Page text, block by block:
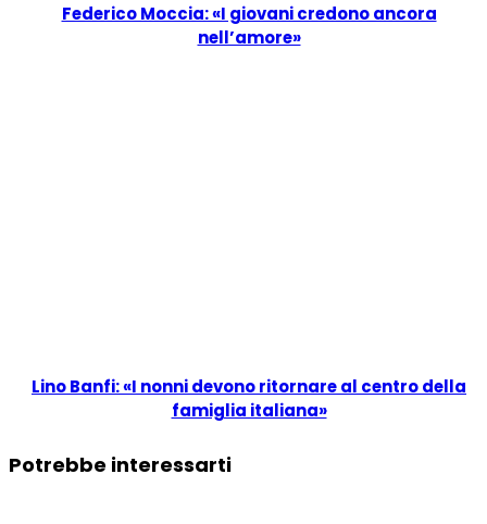
Federico Moccia: «I giovani credono ancora
nell’amore»
Lino Banfi: «I nonni devono ritornare al centro della
famiglia italiana»
Potrebbe interessarti